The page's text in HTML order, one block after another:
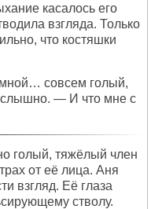
касалось его
взгляда. Только
что костяшки
совсем голый,
— И что мне с
голый, тяжёлый член
от её лица. Аня
взгляд. Её глаза
стволу.